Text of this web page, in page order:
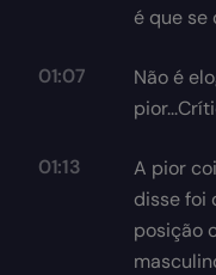
é que se
01:07
Não é
01:13
A pior
disse foi
posição